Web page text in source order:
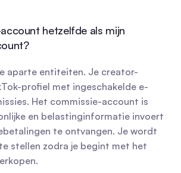
hetzelfde als mijn
aparte entiteiten. Je creator-
profiel met ingeschakelde e-
Het commissie-account is
en belastinginformatie invoert
te ontvangen. Je wordt
stellen zodra je begint met het